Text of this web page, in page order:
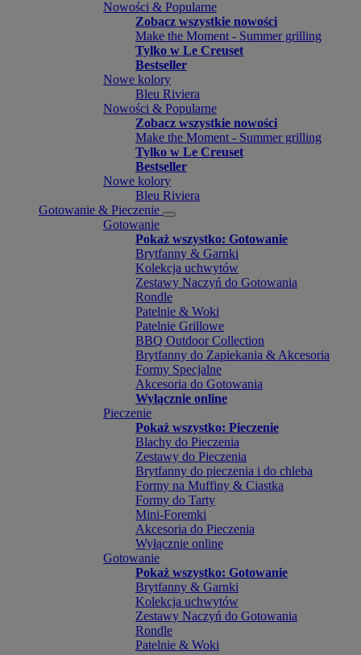
Nowości & Popularne
Zobacz wszystkie nowości
Make the Moment - Summer grilling
Tylko w Le Creuset
Bestseller
Nowe kolory
Bleu Riviera
Nowości & Popularne
Zobacz wszystkie nowości
Make the Moment - Summer grilling
Tylko w Le Creuset
Bestseller
Nowe kolory
Bleu Riviera
Gotowanie & Pieczenie
Gotowanie
Pokaż wszystko: Gotowanie
Brytfanny & Garnki
Kolekcja uchwytów
Zestawy Naczyń do Gotowania
Rondle
Patelnie & Woki
Patelnie Grillowe
BBQ Outdoor Collection
Brytfanny do Zapiekania & Akcesoria
Formy Specjalne
Akcesoria do Gotowania
Wyłącznie online
Pieczenie
Pokaż wszystko: Pieczenie
Blachy do Pieczenia
Zestawy do Pieczenia
Brytfanny do pieczenia i do chleba
Formy na Muffiny & Ciastka
Formy do Tarty
Mini-Foremki
Akcesoria do Pieczenia
Wyłącznie online
Gotowanie
Pokaż wszystko: Gotowanie
Brytfanny & Garnki
Kolekcja uchwytów
Zestawy Naczyń do Gotowania
Rondle
Patelnie & Woki